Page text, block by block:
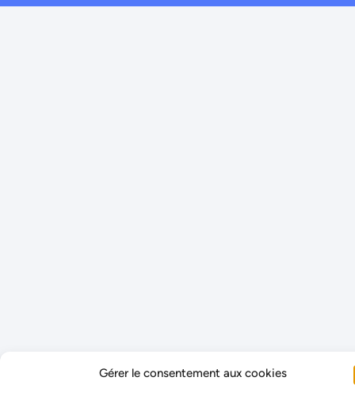
Gérer le consentement aux cookies